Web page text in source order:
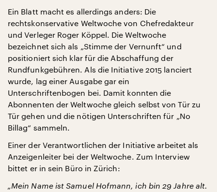
Ein Blatt macht es allerdings anders: Die
rechtskonservative Weltwoche von Chefredakteur
und Verleger Roger Köppel. Die Weltwoche
bezeichnet sich als „Stimme der Vernunft“ und
positioniert sich klar für die Abschaffung der
Rundfunkgebühren. Als die Initiative 2015 lanciert
wurde, lag einer Ausgabe gar ein
Unterschriftenbogen bei. Damit konnten die
Abonnenten der Weltwoche gleich selbst von Tür zu
Tür gehen und die nötigen Unterschriften für „No
Billag“ sammeln.
Einer der Verantwortlichen der Initiative arbeitet als
Anzeigenleiter bei der Weltwoche. Zum Interview
bittet er in sein Büro in Zürich:
„Mein Name ist Samuel Hofmann, ich bin 29 Jahre alt.